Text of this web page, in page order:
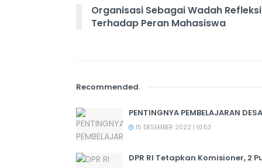
Organisasi Sebagai Wadah Refleksi
Terhadap Peran Mahasiswa
Recommended.
PENTINGNYA PEMBELAJARAN
15 DESEMBER 2022 | 10:53
DPR RI Tetapkan Komisioner, 2